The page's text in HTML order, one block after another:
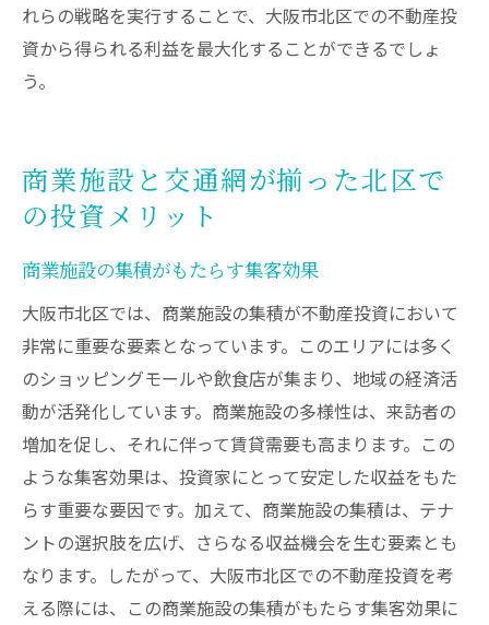
れらの戦略を実行することで、大阪市北区での不動産投
資から得られる利益を最大化することができるでしょ
う。
商業施設と交通網が揃った北区で
の投資メリット
商業施設の集積がもたらす集客効果
大阪市北区では、商業施設の集積が不動産投資において
非常に重要な要素となっています。このエリアには多く
のショッピングモールや飲食店が集まり、地域の経済活
動が活発化しています。商業施設の多様性は、来訪者の
増加を促し、それに伴って賃貸需要も高まります。この
ような集客効果は、投資家にとって安定した収益をもた
らす重要な要因です。加えて、商業施設の集積は、テナ
ントの選択肢を広げ、さらなる収益機会を生む要素とも
なります。したがって、大阪市北区での不動産投資を考
える際には、この商業施設の集積がもたらす集客効果に